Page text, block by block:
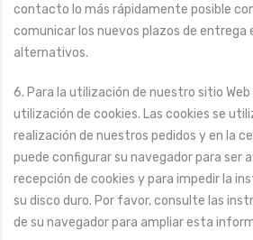
contacto lo más rápidamente posible
comunicar los nuevos plazos de
alternativos.
6. Para la utilización de nuestro sitio Web
utilización de cookies. Las cookies se
realización de nuestros pedidos y en la
puede configurar su navegador para ser
recepción de cookies y para impedir la
su disco duro. Por favor, consulte las
de su navegador para ampliar esta